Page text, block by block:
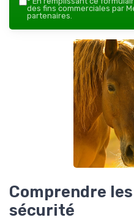
des fins commerciales par
partenaires.
Comprendre
sécurité